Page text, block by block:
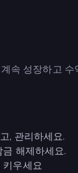
속 성장하고
, 관리하세요.
해제하세요.
키우세요